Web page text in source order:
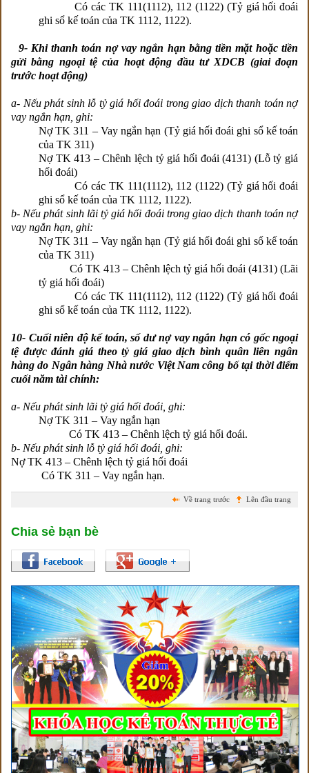
Có các TK 111(1112), 112 (1122) (Tỷ giá hối đoái
ghi sổ kế toán của TK 1112, 1122).
9- Khi thanh toán nợ vay ngắn hạn bằng tiền mặt hoặc tiền
gửi bằng ngoại tệ của hoạt động đầu tư XDCB (giai đoạn
trước hoạt động)
a- Nếu phát sinh lỗ tỷ giá hối đoái trong giao dịch thanh toán nợ
vay ngắn hạn, ghi:
Nợ TK 311 – Vay ngắn hạn (Tỷ giá hối đoái ghi sổ kế toán
của TK 311)
Nợ TK 413 – Chênh lệch tỷ giá hối đoái (4131) (Lỗ tỷ giá
hối đoái)
Có các TK 111(1112), 112 (1122) (Tỷ giá hối đoái
ghi sổ kế toán của TK 1112, 1122).
b- Nếu phát sinh lãi tỷ giá hối đoái trong giao dịch thanh toán nợ
vay ngắn hạn, ghi:
Nợ TK 311 – Vay ngắn hạn (Tỷ giá hối đoái ghi sổ kế toán
của TK 311)
Có TK 413 – Chênh lệch tỷ giá hối đoái (4131) (Lãi
tỷ giá hối đoái)
Có các TK 111(1112), 112 (1122) (Tỷ giá hối đoái
ghi sổ kế toán của TK 1112, 1122).
10- Cuối niên độ kế toán, số dư nợ vay ngắn hạn có gốc ngoại
tệ được đánh giá theo tỷ giá giao dịch bình quân liên ngân
hàng do Ngân hàng Nhà nước Việt Nam công bố tại thời điểm
cuối năm tài chính:
a- Nếu phát sinh lãi tỷ giá hối đoái, ghi:
Nợ TK 311 – Vay ngắn hạn
Có TK 413 – Chênh lệch tỷ giá hối đoái.
b- Nếu phát sinh lỗ tỷ giá hối đoái, ghi:
Nợ TK 413 – Chênh lệch tỷ giá hối đoái
Có TK 311 – Vay ngắn hạn.
Lên đầu trang
Về trang trước
Chia sẻ bạn bè